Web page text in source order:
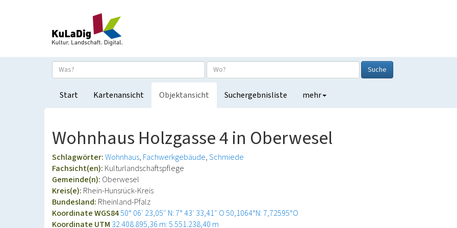
Suche
Start Kartenansicht Objektansicht Suchergebnisliste mehr
Wohnhaus Holzgasse 4 in Oberwesel
Schlagwörter:Wohnhaus Fachwerkgebäude Schmiede
Fachsicht(en): Kulturlandschaftspflege
Gemeinde(n): Oberwesel
Kreis(e): Rhein-Hunsrück-Kreis
Bundesland: Rheinland-Pfalz
Koordinate WGS8450° 06′ 23,05″ N: 7° 43′ 33,41″ O50,1064°N: 7,72595°O
Koordinate UTM 32.408.895,36 m: 5.551.238,40 m